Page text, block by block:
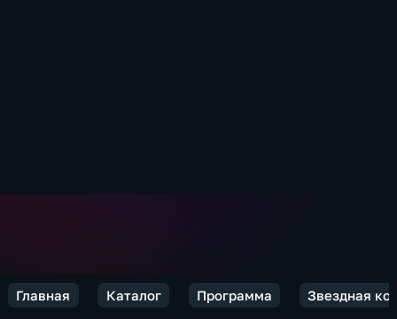
Главная Каталог Программа Звездная